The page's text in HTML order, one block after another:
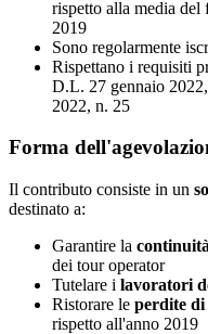
rispetto alla media
2019
Sono regolarmente
Rispettano i requisiti
D.L. 27 gennaio
2022, n. 25
Forma
Il contributo consiste in un
destinato a:
Garantire la
dei tour operator
Tutelare i lavoratori
Ristorare le perdite
rispetto all'anno 2019